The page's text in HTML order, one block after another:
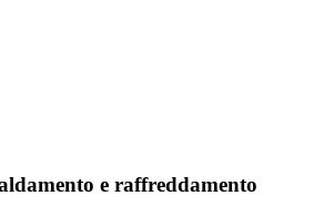
e raffreddamento